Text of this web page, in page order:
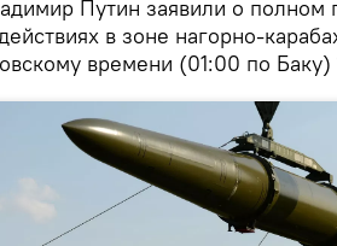
Путин заявили о полном
в зоне нагорно-
времени (01:00 по Баку)